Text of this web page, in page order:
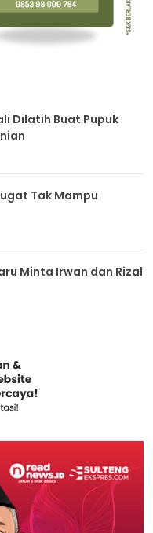
Dilatih Buat Pupuk
Tak Mampu
Minta Irwan dan Rizal